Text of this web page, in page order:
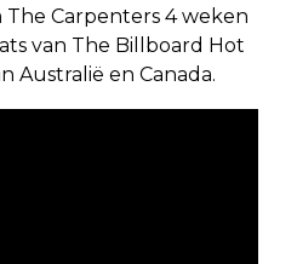
Carpenters 4 weken
van The Billboard Hot
Australië en Canada.